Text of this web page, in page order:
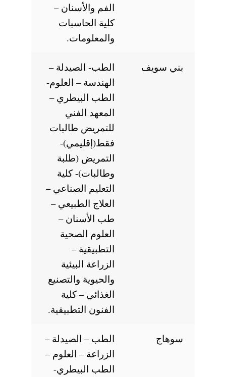
الفم والأسنان –
كلية الحاسبات
والمعلومات.
بني سويف
الطب- الصيدلة –
الهندسة – العلوم-
الطب البيطري –
المعهد الفني
للتمريض طالبات
فقط(إقليمي)-
التمريض (طلبة
وطالبات)- كلية
التعليم الصناعي –
العلاج الطبيعي –
طب الأسنان –
العلوم الصحية
التطبيقية –
الزراعة البيئية
والحيوية والتصنيع
الغذائي – كلية
الفنون التطبيقية.
الطب – الصيدلة –
الزراعة – العلوم –
الطب البيطري-